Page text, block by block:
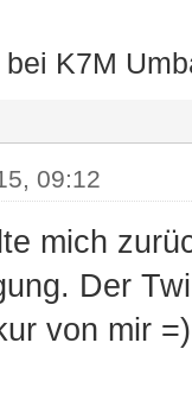
bei K7M
09:12
mich
Der
von mir